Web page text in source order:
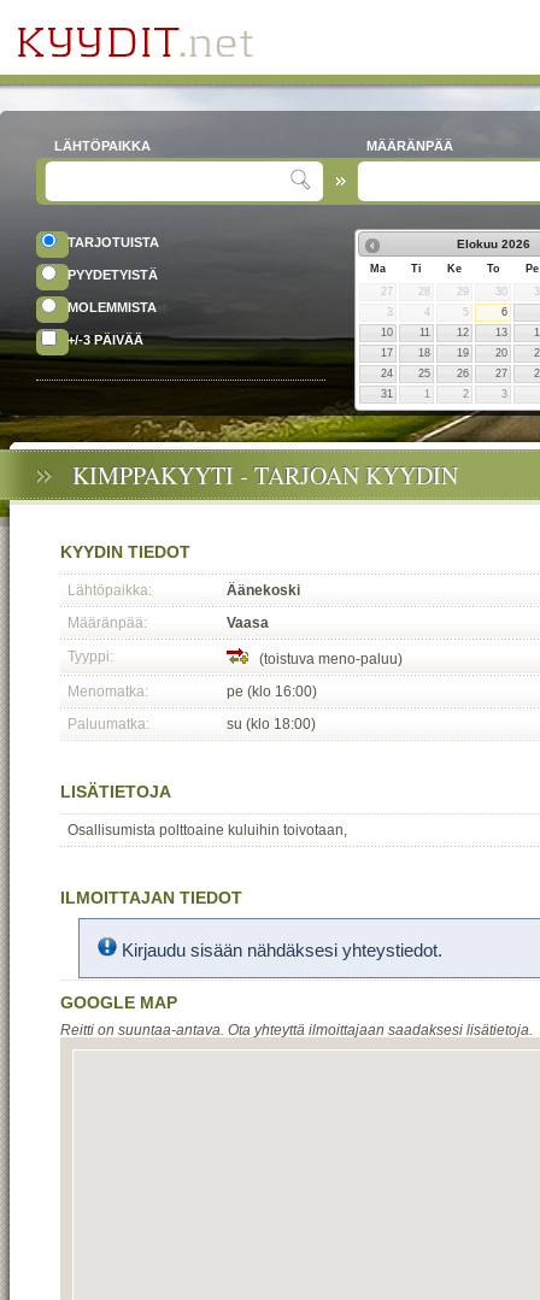
LÄHTÖPAIKKA MÄÄRÄNPÄÄ
TARJOTUISTA
PYYDETYISTÄ
MOLEMMISTA
+/-3 PÄIVÄÄ
Elokuu 2026
Ma Ti Ke To
Pe
27
28 29 30
3
4 5
6
10
11 12 13
17
18 19 20
24
25 26 27
31
1 2 3
KIMPPAKYYTI - TARJOAN KYYDIN
KYYDIN TIEDOT
Lähtöpaikka:
Äänekoski
Määränpää:
Vaasa
Tyyppi:
(toistuva meno-paluu)
Menomatka:
pe (klo 16:00)
Paluumatka:
su (klo 18:00)
LISÄTIETOJA
Osallisumista polttoaine kuluihin toivotaan,
ILMOITTAJAN TIEDOT
Kirjaudu sisään nähdäksesi yhteystiedot.
GOOGLE MAP
Reitti on suuntaa-antava. Ota yhteyttä ilmoittajaan saadaksesi lisätietoja.